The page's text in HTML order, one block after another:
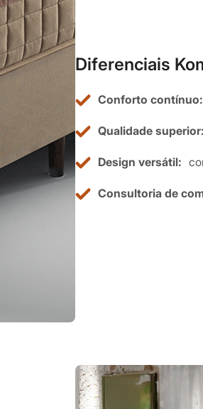
Diferenciais
Conforto contínuo:
Qualidade superior:
Design versátil:
Consultoria de